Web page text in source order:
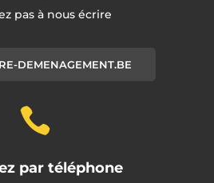
pas à nous écrire
DEMENAGEMENT.BE

par téléphone